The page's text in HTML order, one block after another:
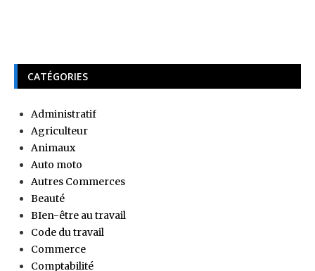
CATÉGORIES
Administratif
Agriculteur
Animaux
Auto moto
Autres Commerces
Beauté
BIen-être au travail
Code du travail
Commerce
Comptabilité